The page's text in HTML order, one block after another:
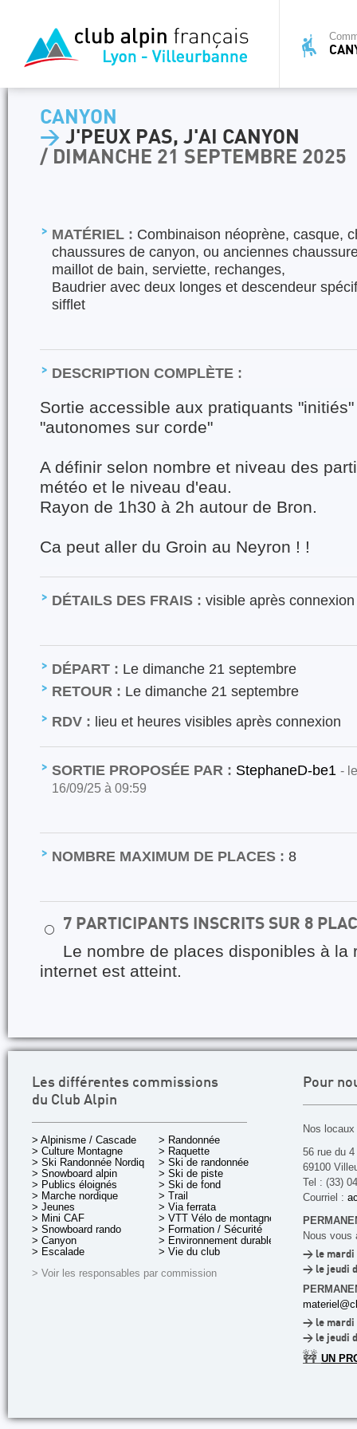
CANYON
> J'PEUX PAS, J'AI CANYON
/ DIMANCHE 21 SEPTEMBRE 2025
MATÉRIEL : Combinaison néoprène, casque,
chaussures de canyon, ou anciennes
maillot de bain, serviette, rechanges,
Baudrier avec deux longes et descendeur
sifflet
DESCRIPTION COMPLÈTE :
Sortie accessible aux pratiquants
"autonomes sur corde"
A définir selon nombre et niveau des
météo et le niveau d'eau.
Rayon de 1h30 à 2h autour de Bron.
Ca peut aller du Groin au Neyron ! !
DÉTAILS DES FRAIS : visible après connexion
DÉPART : Le dimanche 21 septembre
RETOUR : Le dimanche 21 septembre
RDV : lieu et heures visibles après connexion
SORTIE PROPOSÉE PAR : StephaneD-be1 -
16/09/25 à 09:59
NOMBRE MAXIMUM DE PLACES : 8
⚪ 7 PARTICIPANTS INSCRITS SUR 8
Le nombre de places disponibles à la
internet est atteint.
Les différentes commissions
du Club Alpin
> Alpinisme / Cascade
> Culture Montagne
> Ski Randonnée Nordique
> Snowboard alpin
> Publics éloignés
> Marche nordique
> Jeunes
> Mini CAF
> Snowboard rando
> Canyon
> Escalade
> Randonnée
> Raquette
> Ski de randonnée
> Ski de piste
> Ski de fond
> Trail
> Via ferrata
> VTT Vélo de montagne
> Formation / Sécurité
> Environnement durable
> Vie du club
> Voir les responsables par commission
Pour
Nos
56 rue du
69100
Tel : (33)
Courriel :
Nous vous
> le mardi
> le jeudi
> le mardi
> le jeudi
🚧 UN